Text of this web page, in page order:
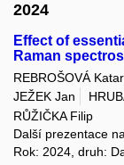
2024
Effect of
Raman
REBROŠOVÁ
JEŽEK Jan
RŮŽIČKA Filip
Další prezentace
Rok: 2024, druh: